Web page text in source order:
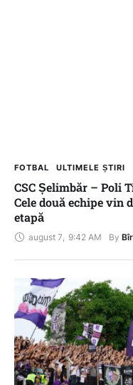
FOTBAL ULTIMELE ȘTIRI
CSC Șelimbăr – Poli
Cele două echipe
etapă
august 7 9:42 AM By